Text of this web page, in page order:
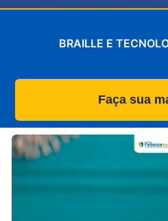
BRAILLE E
Faça sua